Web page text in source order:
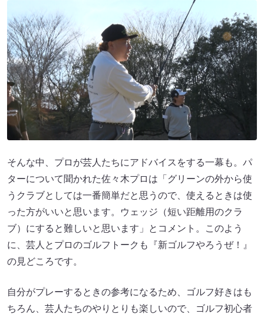
そんな中、プロが芸人たちにアドバイスをする一幕も。パ
ターについて聞かれた佐々木プロは「グリーンの外から使
うクラブとしては一番簡単だと思うので、使えるときは使
った方がいいと思います。ウェッジ（短い距離用のクラ
ブ）にすると難しいと思います」とコメント。このよう
に、芸人とプロのゴルフトークも『新ゴルフやろうぜ！』
の見どころです。
自分がプレーするときの参考になるため、ゴルフ好きはも
ちろん、芸人たちのやりとりも楽しいので、ゴルフ初心者